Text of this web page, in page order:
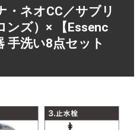
・ネオCC／サブリ
ンズ）×
【Essenc
手洗い8点セット